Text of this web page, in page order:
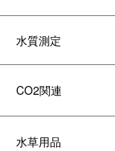
水質測定
CO2関連
水草用品